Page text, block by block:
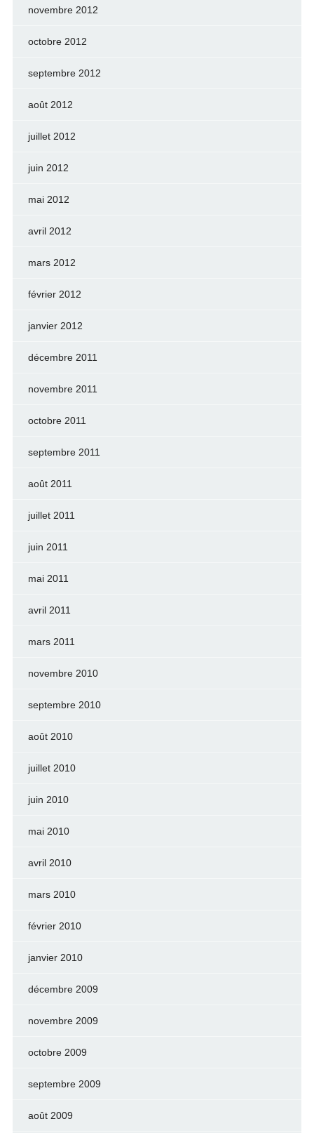
novembre 2012
octobre 2012
septembre 2012
août 2012
juillet 2012
juin 2012
mai 2012
avril 2012
mars 2012
février 2012
janvier 2012
décembre 2011
novembre 2011
octobre 2011
septembre 2011
août 2011
juillet 2011
juin 2011
mai 2011
avril 2011
mars 2011
novembre 2010
septembre 2010
août 2010
juillet 2010
juin 2010
mai 2010
avril 2010
mars 2010
février 2010
janvier 2010
décembre 2009
novembre 2009
octobre 2009
septembre 2009
août 2009